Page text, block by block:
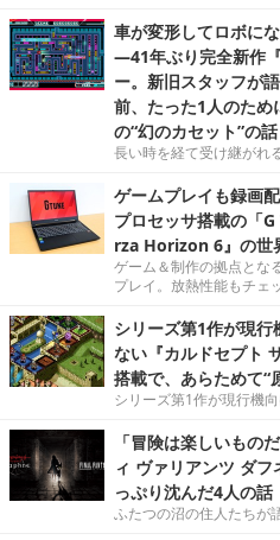
車が変形してロボに
―41年ぶり完全新作
ー。新旧スタッフが
前、たった1人のた
の“幻のカセット”の話
長い時を経て受け継がれ
ゲームプレイも録画
プロセッサ搭載の「
rza Horizon 6』の世
ゲーム＆制作の拠点とな
プレイ。放熱性能もチェ
シリーズ第1作が現
ない『カルドセプト
搭載で、あらためて“
シリーズ第1作が現行機
「冒険は楽しいもの
ィ ヴァリアンツ ダ
っぷり沈んだ4人の話
ふたつの沼の住人たちが